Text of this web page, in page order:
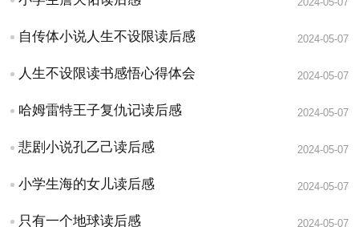
自传体小说人生不设限读后感 2024-05-07
人生不设限读书感悟心得体会 2024-05-07
哈姆雷特王子复仇记读后感 2024-05-07
悲剧小说孔乙己读后感 2024-05-07
小学生海的女儿读后感 2024-05-07
只有一个地球读后感 2024-05-07